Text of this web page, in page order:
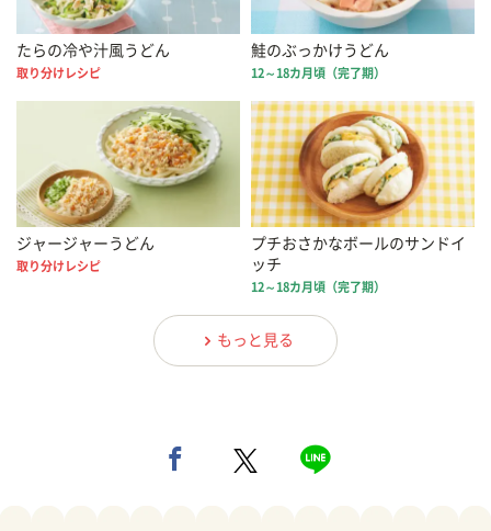
たらの冷や汁風うどん
取り分けレシピ
鮭のぶっかけうどん
12～18カ月頃（完了期）
ジャージャーうどん
取り分けレシピ
プチおさかなボールのサンドイ
ッチ
12～18カ月頃（完了期）
もっと見る